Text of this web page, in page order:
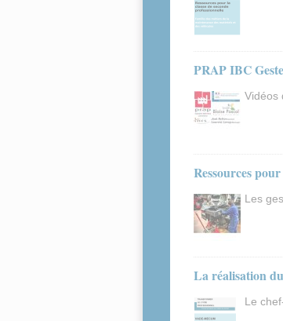
PRAP IBC
Vidéos
Ressources
Les
La réalisation
Le